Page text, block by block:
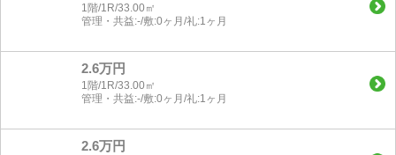
1階/1R/33.00㎡
管理・共益:-/敷:0ヶ月/礼:1ヶ月
2.6万円
1階/1R/33.00㎡
管理・共益:-/敷:0ヶ月/礼:1ヶ月
2.6万円